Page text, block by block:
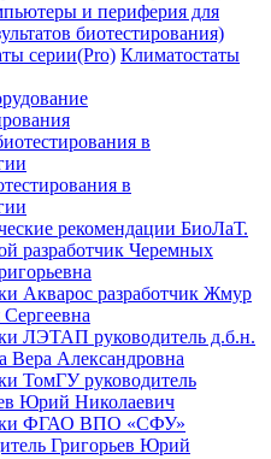
и периферия для
биотестирования)
Климатостаты
в
рекомендации БиоЛаТ.
разработчик Черемных
Акварос разработчик Жмур
ЛЭТАП руководитель д.б.н.
Вера Александровна
ТомГУ руководитель
Юрий Николаевич
ФГАО ВПО «СФУ»
Григорьев Юрий